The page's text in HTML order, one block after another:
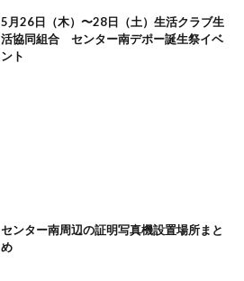
5月26日（木）〜28日（土）生活クラブ生
活協同組合 センター南デポー誕生祭イベ
ント
センター南周辺の証明写真機設置場所まと
め